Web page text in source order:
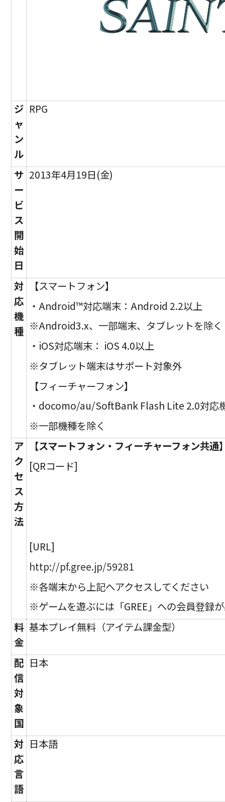
ジ
ャ
ン
ル
RPG
サ
ー
ビ
ス
開
始
日
2013年4月19日(金)
対
応
機
種
【スマートフォン】
・Android™対応端末：Android 2.2以上
※Android3.x、一部端末、タブレットを除く
・iOS対応端末： iOS 4.0以上
※タブレット端末はサポート対象外
【フィーチャーフォン】
・docomo/au/SoftBank Flash Lite 2.0対応
※一部機種を除く
ア
ク
セ
ス
方
法
【スマートフォン・フィーチャーフォン共通
[QRコード]
[URL]
http://pf.gree.jp/59281
※各端末から上記へアクセスしてください
※ゲームを遊ぶには「GREE」への会員登録
料
金
基本プレイ無料（アイテム課金型）
配
信
対
象
国
日本
対
応
言
語
日本語